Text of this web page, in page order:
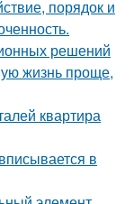
порядок и
решений
жизнь проще,
квартира
в